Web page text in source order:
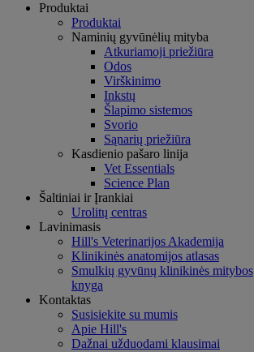
Produktai
Produktai
Naminių gyvūnėlių mityba
Atkuriamoji priežiūra
Odos
Virškinimo
Inkstų
Šlapimo sistemos
Svorio
Sąnarių priežiūra
Kasdienio pašaro linija
Vet Essentials
Science Plan
Šaltiniai ir Įrankiai
Urolitų centras
Lavinimasis
Hill's Veterinarijos Akademija
Klinikinės anatomijos atlasas
Smulkių gyvūnų klinikinės mitybos
knyga
Kontaktas
Susisiekite su mumis
Apie Hill's
Dažnai užduodami klausimai